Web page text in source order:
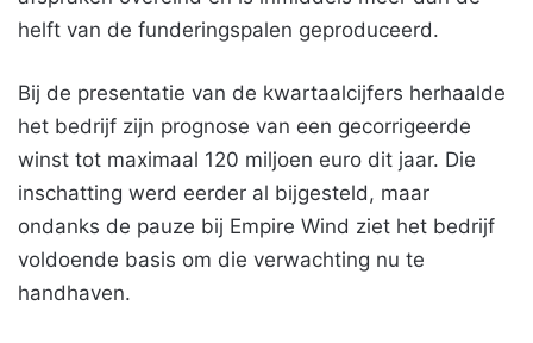
helft van de funderingspalen geproduceerd.
Bij de presentatie van de kwartaalcijfers herhaalde
het bedrijf zijn prognose van een gecorrigeerde
winst tot maximaal 120 miljoen euro dit jaar. Die
inschatting werd eerder al bijgesteld, maar
ondanks de pauze bij Empire Wind ziet het bedrijf
voldoende basis om die verwachting nu te
handhaven.